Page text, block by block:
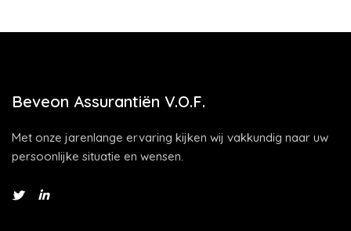
Beveon Assurantiën V.O.F.
Met onze jarenlange ervaring kijken wij vakkundig naar uw
persoonlijke situatie en wensen.